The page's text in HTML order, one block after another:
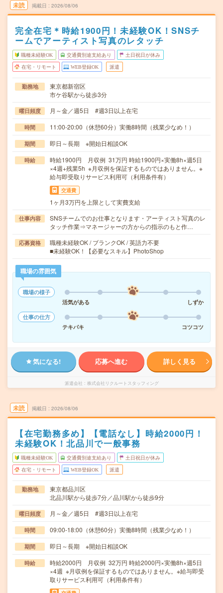
未読 掲載日 2026/08/06
完全在宅＊時給1900円！未経験OK！SNSチ
ームでアーティスト写真のレタッチ
職種未経験OK 交通費別途支給あり 土日祝日が休み
在宅・リモート WEB登録OK 派遣
勤務地
東京都新宿区
市ケ谷駅から徒歩3分
曜日頻度 月～金／週5日 #週3日以上在宅
時間 11:00-20:00（休憩60分）実働8時間（残業少なめ！）
期間 即日～長期 ※開始日相談OK
時給
時給1900円 月収例 31万円 時給1900円×実働8h×週5日
×4週+残業5h ※月収例を保証するものではありません。※
給与即受取りサービス利用可（利用条件有）
交通費
1ヶ月3万円を上限として実費支給
仕事内容
SNSチームでのお仕事となります・アーティスト写真のレ
タッチ作業⇒マネージャーの方からの指示のもと作…
応募資格
職種未経験OK / ブランクOK / 英語力不要
■未経験OK！【必要なスキル】PhotoShop
職場の雰囲気
職場の様子
活気がある
しずか
仕事の仕方
テキパキ
コツコツ
気になる! 応募へ進む 詳しく見る
派遣会社 株式会社リクルートスタッフィング
未読 掲載日 2026/08/06
【在宅勤務多め】【電話なし】時給2000円！
未経験OK！北品川で一般事務
職種未経験OK 交通費別途支給あり 土日祝日が休み
在宅・リモート WEB登録OK 派遣
勤務地
東京都品川区
北品川駅から徒歩7分／品川駅から徒歩9分
曜日頻度 月～金／週5日 #週3日以上在宅
時間 09:00-18:00（休憩60分）実働8時間（残業少なめ！）
期間 即日～長期 ※開始日相談OK
時給
時給2000円 月収例 32万円 時給2000円×実働8h×週5日
×4週 ※月収例を保証するものではありません。※給与即受
取りサービス利用可（利用条件有）